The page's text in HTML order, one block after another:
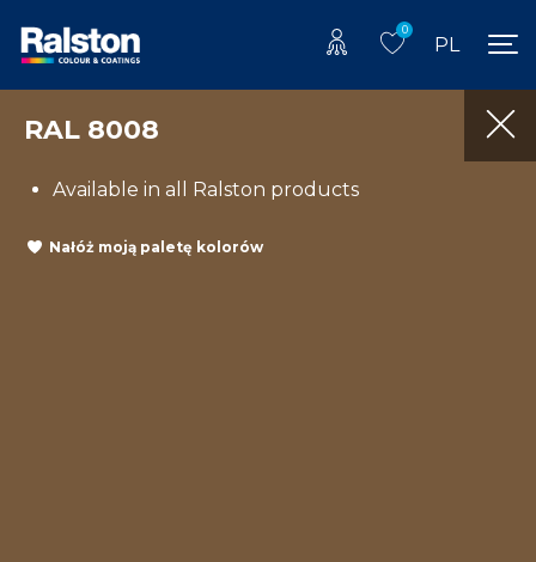
0
PL
RAL 8008
Available in all Ralston products
Nałóż moją paletę kolorów